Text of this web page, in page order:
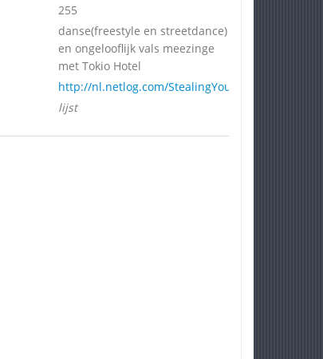
255
danse(freestyle en streetdance)
en ongelooflijk vals meezinge
met Tokio Hotel
http://nl.netlog.com/StealingYourCookie
lijst